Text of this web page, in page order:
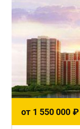
от 1 550 000 ₽